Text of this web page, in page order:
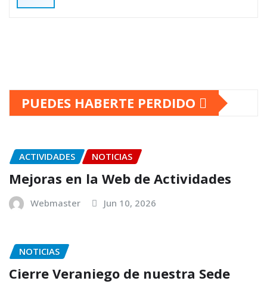
PUEDES HABERTE PERDIDO
ACTIVIDADES NOTICIAS
Mejoras en la Web de Actividades
Webmaster Jun 10, 2026
NOTICIAS
Cierre Veraniego de nuestra Sede